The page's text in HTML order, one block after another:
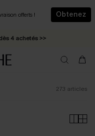
offerts !
Obtenez
ouvrés >>
4 achetés >>
273 articles